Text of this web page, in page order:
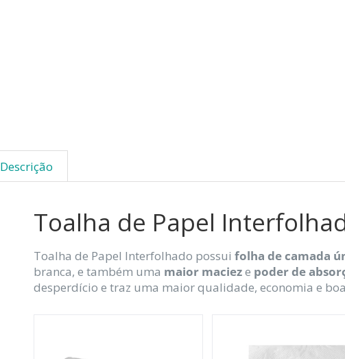
Descrição
Toalha de Papel
Toalha de Papel Interfolhado possuifolha de camada
branca, e também uma maior macieze poder de
desperdício e traz uma maior qualidade, economia e